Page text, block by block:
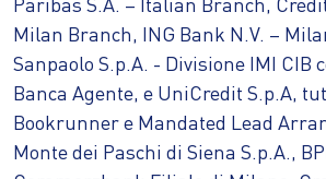
Milan Branch, ING Bank N.V. –
Sanpaolo S.p.A. - Divisione IMI CIB
Banca Agente, e UniCredit S.p.A,
Bookrunner e Mandated Lead
Monte dei Paschi di Siena S.p.A.,